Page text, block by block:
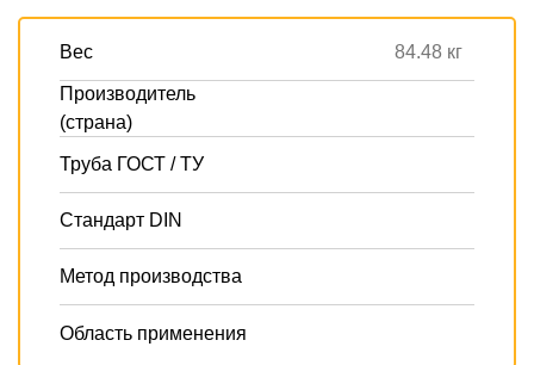
Вес 84.48 кг
Производитель
(страна)
Труба ГОСТ / ТУ
Стандарт DIN
Метод производства
Область применения